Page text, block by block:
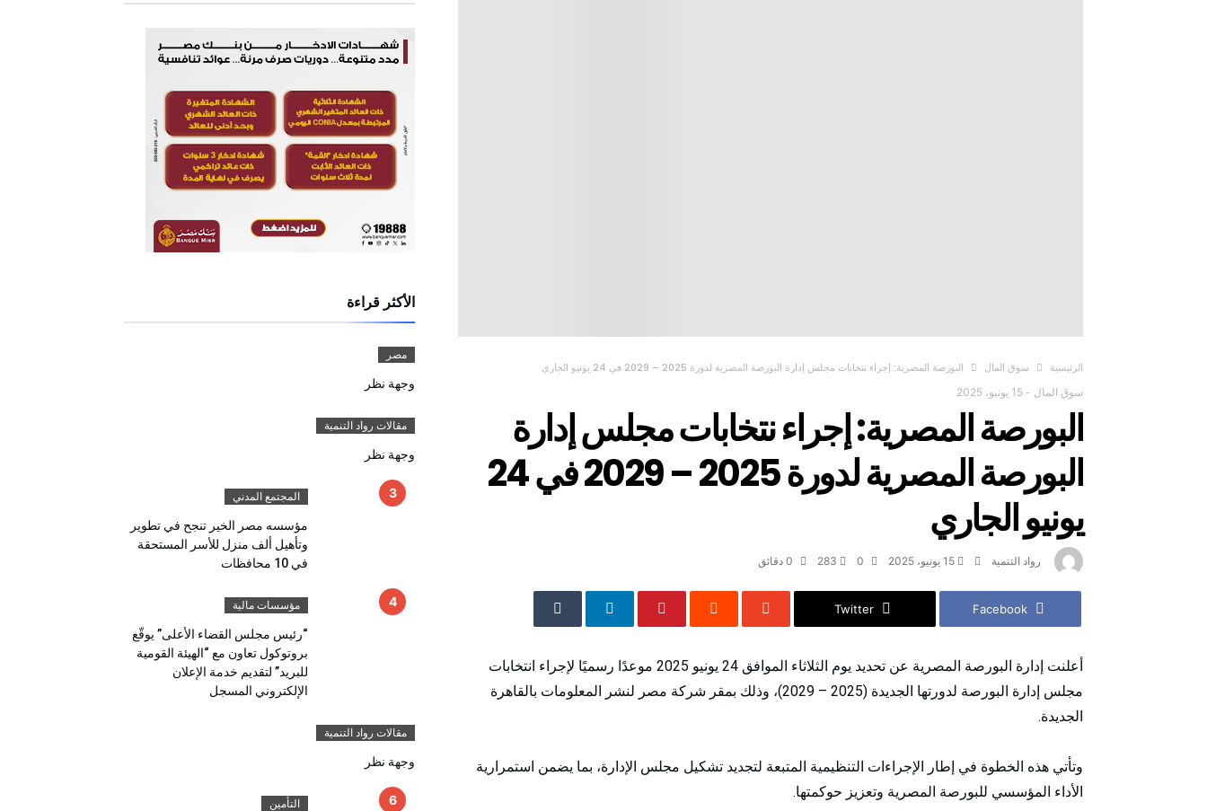
‫الرئيسية‬ سوق المال البورصة المصرية: إجراء نتخابات مجلس إدارة البورصة المصرية لدورة 2025 – 2029 في 24 يونيو الجاري
سوق المال - 15 يونيو، 2025
البورصة المصرية: إجراء نتخابات مجلس إدارة
البورصة المصرية لدورة 2025 – 2029 في 24
يونيو الجاري
رواد التنمية 15 يونيو، 2025 283 0 ‫دقائق‬
Facebook
Twitter
أعلنت إدارة البورصة المصرية عن تحديد يوم الثلاثاء الموافق 24 يونيو 2025 موعدًا رسميًا لإجراء انتخابات
مجلس إدارة البورصة لدورتها الجديدة (2025 – 2029)، وذلك بمقر شركة مصر لنشر المعلومات بالقاهرة
الجديدة.
وتأتي هذه الخطوة في إطار الإجراءات التنظيمية المتبعة لتجديد تشكيل مجلس الإدارة، بما يضمن استمرارية
الأداء المؤسسي للبورصة المصرية وتعزيز حوكمتها.
الأكثر قراءة
مصر
وجهة نظر
مقالات رواد التنمية
وجهة نظر
المجتمع المدني
مؤسسه مصر الخير تنجح في تطوير
وتأهيل ألف منزل للأسر المستحقة
في 10 محافظات
مؤسسات مالية
“رئيس مجلس القضاء الأعلى” يوقّع
بروتوكول تعاون مع “الهيئة القومية
للبريد” لتقديم خدمة الإعلان
الإلكتروني المسجل
مقالات رواد التنمية
وجهة نظر
التأمين